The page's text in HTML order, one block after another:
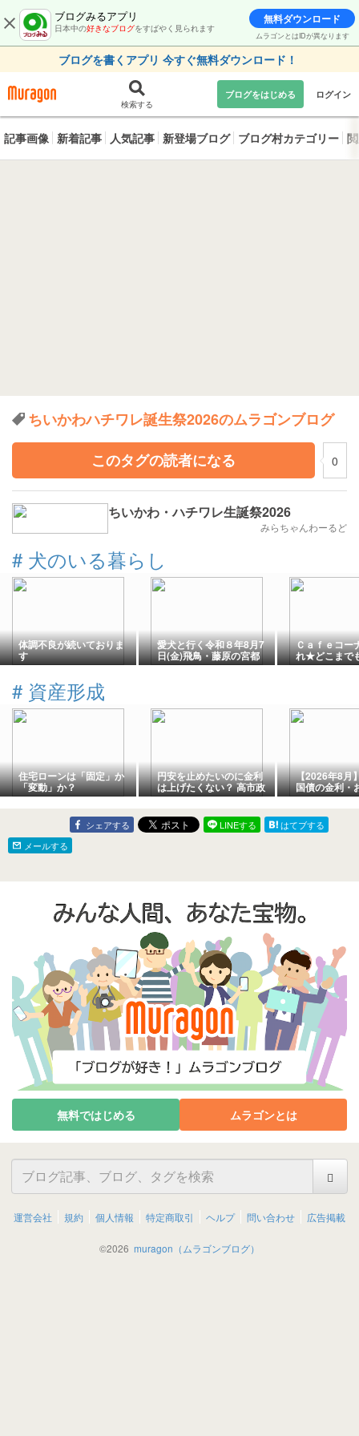
ブログみるアプリ
日本中の好きなブログをすばやく見られます
無料ダウンロード
ムラゴンとはIDが異なります
ブログを書くアプリ 今すぐ無料ダウンロード！
検索する
ブログをはじめる ログイン
記事画像 新着記事 人気記事 新登場ブログ ブログ村カテゴリー
ちいかわハチワレ誕生祭2026のムラゴンブログ
このタグの読者になる
0
ちいかわ・ハチワレ生誕祭2026
みらちゃんわーるど
# 犬のいる暮らし
体調不良が続いておりま
す
愛犬と行く令和８年8月7
日(金)飛鳥・藤原の宮都
の町、天気状況と第67回
Ｃａｆｅコー
れ★どこまで
きます
# 資産形成
住宅ローンは「固定」か
「変動」か？
円安を止めたいのに金利
は上げたくない？ 高市政
権の政策矛盾から考える
「これからの投資戦略」
【2026年8月
国債の金利・
イプをFPが
年・固定5年
選び方
シェアする LINEする
はてブする
メールする
無料ではじめる ムラゴンとは
運営会社 規約 個人情報 特定商取引 ヘルプ 問い合わせ 広告掲載
©2026 muragon（ムラゴンブログ）